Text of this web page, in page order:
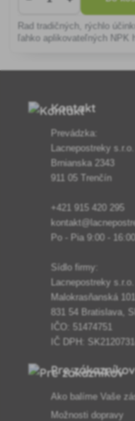
Rad tradičných, rýchlo
ľahko aplikovateľných NPK
Kontakt
Prevádzka:
Lacnepostreky s.r.o.
Brnianska 2343
911 05 Trenčín
+421 915 420 295
Po - Pia 9:00 - 16:00
Sídlo firmy:
Lacnepostreky s.r.o.
Malokrasňanská
831 54 Bratislava,
IČO: 51474751
IČ DPH:
Pre zákazníkov
Ako balíme Vaše
Možnosti dopravy